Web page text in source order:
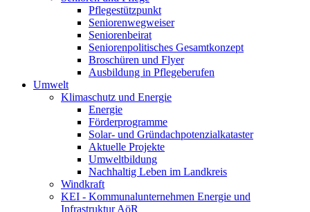
Pflegestützpunkt
Seniorenwegweiser
Seniorenbeirat
Seniorenpolitisches Gesamtkonzept
Broschüren und Flyer
Ausbildung in Pflegeberufen
Umwelt
Klimaschutz und Energie
Energie
Förderprogramme
Solar- und Gründachpotenzialkataster
Aktuelle Projekte
Umweltbildung
Nachhaltig Leben im Landkreis
Windkraft
KEI - Kommunalunternehmen Energie und
Infrastruktur AöR